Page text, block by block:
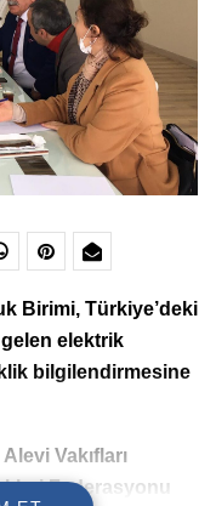
Birimi, Türkiye’deki
elektrik
bilgilendirmesine
Alevi Vakıfları
Federasyonu